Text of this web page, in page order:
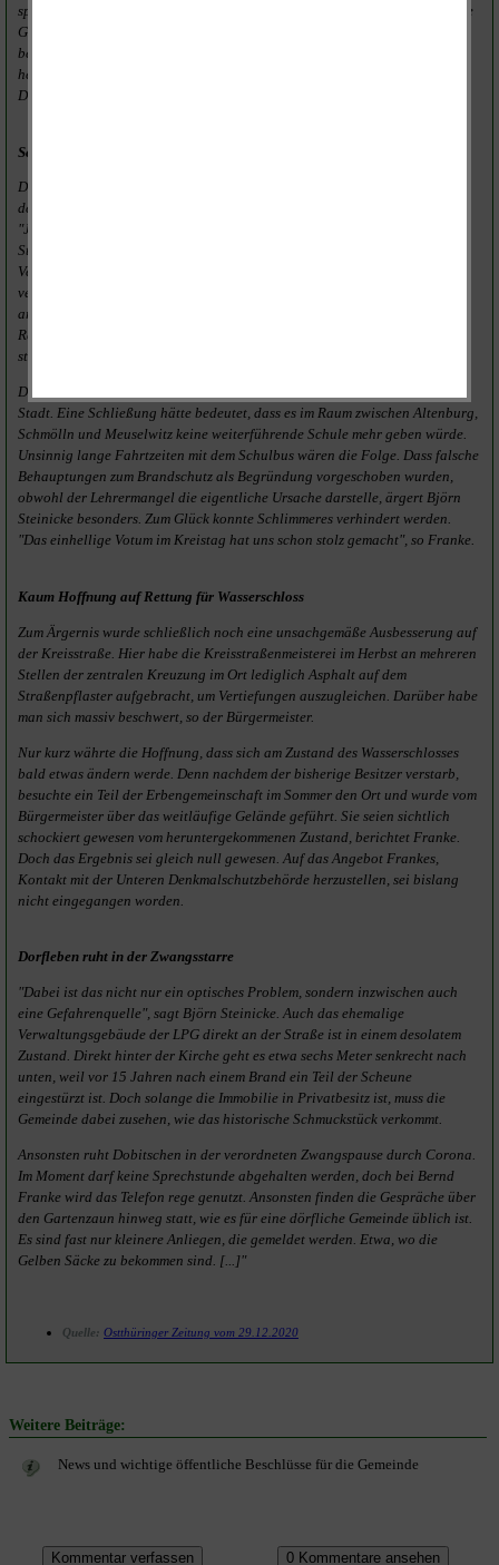
sparen und Fördermittel beantragen. Denn im Jahr 2022 sollen endlich die
Gemeindestraßen im desolaten Zustand grundhaft saniert werden. Das
betrifft vor allem die Straße der Einheit und die Straße des Friedens. Hier
helfe der erfahrene Schmöllner Bauamtsleiter Reiner Erler enorm weiter.
Den Haushalt für 2021 will man am besten noch im Frühjahr beschließen.
Schulschließung erfolgreich abgewendet
Denn mit dem neuen Kämmerer arbeite man fair und gut zusammen. Mit
dessen Vorgänger sei das nicht so einfach gewesen, lässt Franke erkennen.
"Jetzt sind wir auf einem Level, auf dem man arbeiten kann", sagt auch
Steinicke. Ärger machte den Dobitschenern in diesem Jahr vor allem die
Verwaltung des Landkreises. So habe man etwa ein Viertel Jahr damit
verbracht, gegen den Entwurf des Landrates zur Schulnetzplanung zu
arbeiten, schätzt Franke. In diesem war eine teilweise Ausgliederung der
Regelschule vorgesehen. "Man kann eine Schulschließung schon
stragtegisch planen, das war so ein Fall", sagt der Bürgermeister.
Doch von Dobitschen sind es mindestens zwölf Kilometer bis zur nächsten
Stadt. Eine Schließung hätte bedeutet, dass es im Raum zwischen Altenburg,
Schmölln und Meuselwitz keine weiterführende Schule mehr geben würde.
Unsinnig lange Fahrtzeiten mit dem Schulbus wären die Folge. Dass falsche
Behauptungen zum Brandschutz als Begründung vorgeschoben wurden,
obwohl der Lehrermangel die eigentliche Ursache darstelle, ärgert Björn
Steinicke besonders. Zum Glück konnte Schlimmeres verhindert werden.
"Das einhellige Votum im Kreistag hat uns schon stolz gemacht", so Franke.
Kaum Hoffnung auf Rettung für Wasserschloss
Zum Ärgernis wurde schließlich noch eine unsachgemäße Ausbesserung auf
der Kreisstraße. Hier habe die Kreisstraßenmeisterei im Herbst an mehreren
Stellen der zentralen Kreuzung im Ort lediglich Asphalt auf dem
Straßenpflaster aufgebracht, um Vertiefungen auszugleichen. Darüber habe
man sich massiv beschwert, so der Bürgermeister.
Nur kurz währte die Hoffnung, dass sich am Zustand des Wasserschlosses
bald etwas ändern werde. Denn nachdem der bisherige Besitzer verstarb,
besuchte ein Teil der Erbengemeinschaft im Sommer den Ort und wurde vom
Bürgermeister über das weitläufige Gelände geführt. Sie seien sichtlich
schockiert gewesen vom heruntergekommenen Zustand, berichtet Franke.
Doch das Ergebnis sei gleich null gewesen. Auf das Angebot Frankes,
Kontakt mit der Unteren Denkmalschutzbehörde herzustellen, sei bislang
nicht eingegangen worden.
Dorfleben ruht in der Zwangsstarre
"Dabei ist das nicht nur ein optisches Problem, sondern inzwischen auch
eine Gefahrenquelle", sagt Björn Steinicke. Auch das ehemalige
Verwaltungsgebäude der LPG direkt an der Straße ist in einem desolatem
Zustand. Direkt hinter der Kirche geht es etwa sechs Meter senkrecht nach
unten, weil vor 15 Jahren nach einem Brand ein Teil der Scheune
eingestürzt ist. Doch solange die Immobilie in Privatbesitz ist, muss die
Gemeinde dabei zusehen, wie das historische Schmuckstück verkommt.
Ansonsten ruht Dobitschen in der verordneten Zwangspause durch Corona.
Im Moment darf keine Sprechstunde abgehalten werden, doch bei Bernd
Franke wird das Telefon rege genutzt. Ansonsten finden die Gespräche über
den Gartenzaun hinweg statt, wie es für eine dörfliche Gemeinde üblich ist.
Es sind fast nur kleinere Anliegen, die gemeldet werden. Etwa, wo die
Gelben Säcke zu bekommen sind. [...]"
Quelle: Ostthüringer Zeitung vom 29.12.2020
Weitere Beiträge:
News und wichtige öffentliche Beschlüsse für die Gemeinde